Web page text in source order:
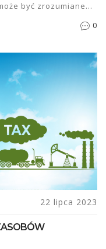
być zrozumiane
czy miejsce
nam lepiej
jego
Wszystko zależy od
0
22 lipca 2023